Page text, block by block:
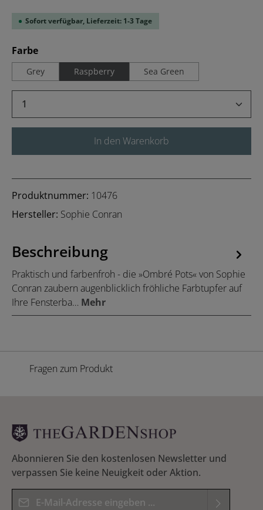
Sofort verfügbar, Lieferzeit: 1-3 Tage
Farbeauswählen
Grey Raspberry Sea Green
Produkt Anzahl: Gib den gewünschten
In den Warenkorb
Produktnummer: 10476
Hersteller: Sophie Conran
Beschreibung
Praktisch und farbenfroh - die »Ombré Pots« von Sophie
Conran zaubern augenblicklich fröhliche Farbtupfer auf
Ihre Fensterba… Mehr
Fragen zum Produkt
Abonnieren Sie den kostenlosen Newsletter und
verpassen Sie keine Neuigkeit oder Aktion.
E-Mail-Adresse*